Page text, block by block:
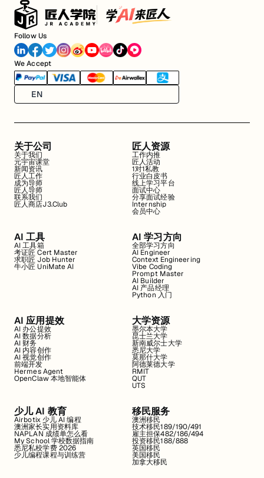
Follow Us
We Accept
EN
关于公司
关于我们
元宇宙课堂
新闻资讯
匠人工作
成为导师
匠人导师
联系我们
匠人商店J3.Club
匠人资源
工作内推
匠人活动
1对1私教
行业白皮书
线上学习平台
面试中心
分享面试经验
Internship
会员中心
AI 工具
AI 工具箱
考证匠 Cert Master
求职匠 Job Hunter
牛小匠 UniMate AI
AI 学习方向
全部学习方向
AI Engineer
Context Engineering
Vibe Coding
Prompt Master
AI Builder
AI 产品经理
Python 入门
AI 应用提效
AI 办公提效
AI 数据分析
AI 财务
AI 内容创作
AI 视觉创作
前端开发
Hermes Agent
OpenClaw 本地智能体
大学资源
墨尔本大学
昆士兰大学
新南威尔士大学
悉尼大学
莫那什大学
阿德莱德大学
RMIT
QUT
UTS
少儿 AI 教育
Airbotix 少儿 AI 编程
澳洲家长实用资料库
NAPLAN 成绩单怎么看
My School 学校数据指南
悉尼私校学费 2026
少儿编程课程与训练营
移民服务
澳洲移民
技术移民189/190/491
雇主担保482/186/494
投资移民188/888
英国移民
美国移民
加拿大移民